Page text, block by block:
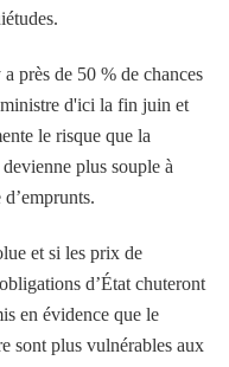
près de 50 % de chances
d'ici la fin juin et
le risque que la
plus souple à
et si les prix de
d’État chuteront
en évidence que le
sont plus vulnérables aux